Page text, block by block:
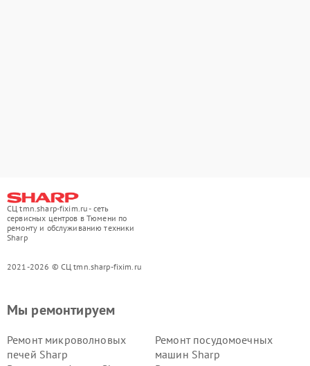
СЦ tmn.sharp-fixim.ru - сеть
сервисных центров в Тюмени по
ремонту и обслуживанию техники
Sharp
2021-2026 © СЦ tmn.sharp-fixim.ru
Мы ремонтируем
Ремонт микроволновых
печей Sharp
Ремонт посудомоечных
машин Sharp